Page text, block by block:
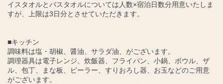
イスタオルとバスタオルについては人数×宿泊日数分用意いたしま
すが、上限は3日分とさせていただきます。
■キッチン
調味料は塩・胡椒、醤油、サラダ油、がございます。
調理器具は電子レンジ、炊飯器、フライパン、小鍋、ボウル、ザ
ル、包丁、まな板、ピーラー、すりおろし器、お玉などのご用意
がございます。